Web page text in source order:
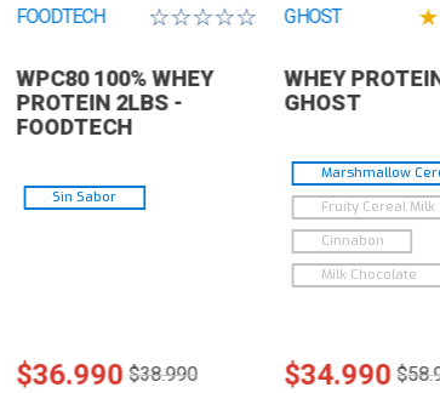
FOODTECH ☆☆☆☆☆
WPC80 100% WHEY
PROTEIN 2LBS -
FOODTECH
Sin Sabor
$36.990 $38.990
GHOST ★
WHEY
GHOST
Marshmallow
Fruity Cereal Milk
Cinnabon
Milk Chocolate
$34.990 $58.